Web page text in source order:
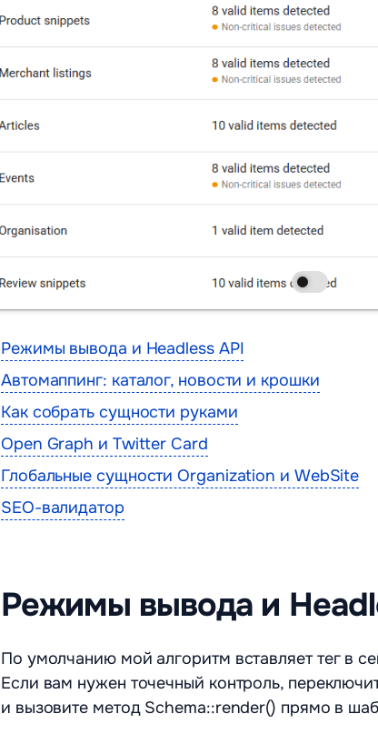
Режимы вывода и Headless API
Автомаппинг: каталог, новости и крошки
Как собрать сущности руками
Open Graph и Twitter Card
Глобальные сущности Organization и WebSite
SEO-валидатор
Режимы вывода и
По умолчанию мой алгоритм вставляет тег в
Если вам нужен точечный контроль,
и вызовите метод Schema::render() прямо в